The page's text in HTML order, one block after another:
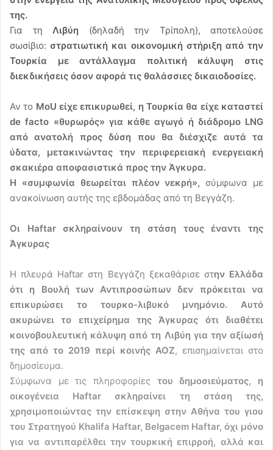
της.
Για τη Λιβύη (δηλαδή την Τρίπολη), αποτελούσε
σωσίβιο: στρατιωτική και οικονομική στήριξη από την
Τουρκία με αντάλλαγμα πολιτική κάλυψη στις
διεκδικήσεις όσον αφορά τις θαλάσσιες δικαιοδοσίες.
Αν το MoU είχε επικυρωθεί, η Τουρκία θα είχε καταστεί
de facto «θυρωρός» για κάθε αγωγό ή διάδρομο LNG
από ανατολή προς δύση που θα διέσχιζε αυτά τα
ύδατα, μετακινώντας την περιφερειακή ενεργειακή
σκακιέρα αποφασιστικά προς την Άγκυρα.
Η «συμφωνία θεωρείται πλέον νεκρή», σύμφωνα με
ανακοίνωση αυτής της εβδομάδας από τη Βεγγάζη.
Οι Haftar σκληραίνουν τη στάση τους έναντι της
Άγκυρας
Η πλευρά Haftar στη Βεγγάζη ξεκαθάρισε στην Ελλάδα
ότι η Βουλή των Αντιπροσώπων δεν πρόκειται να
επικυρώσει το τουρκο-λιβυκό μνημόνιο. Αυτό
ακυρώνει το επιχείρημα της Άγκυρας ότι διαθέτει
κοινοβουλευτική κάλυψη από τη Λιβύη για την αξίωσή
της από το 2019 περί κοινής ΑΟΖ, επισημαίνεται στο
δημοσίευμα.
Σύμφωνα με τις πληροφορίες του δημοσιεύματος, η
οικογένεια Haftar σκληραίνει τη στάση της,
χρησιμοποιώντας την επίσκεψη στην Αθήνα του γιου
του Στρατηγού Khalifa Haftar, Belgacem Haftar, όχι μόνο
για να αντιπαρέλθει την τουρκική επιρροή, αλλά και